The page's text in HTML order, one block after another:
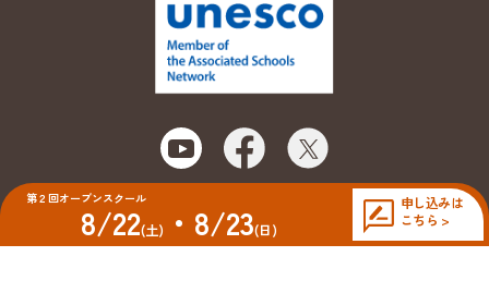
第２回オープンスクール
8/22(土) ・8/23(日)
申し込みは
こちら >
© 2026 Okayama Sanyo High School